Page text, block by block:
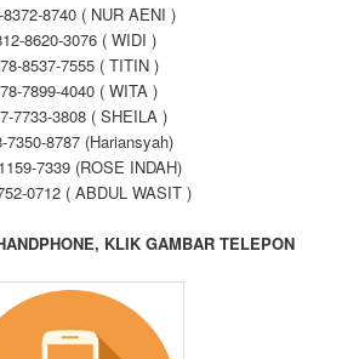
8372-8740 ( NUR AENI )
8620-3076 ( WIDI )
8537-7555 ( TITIN )
7899-4040 ( WITA )
7733-3808 ( SHEILA )
7350-8787 (Hariansyah)
7339 (ROSE INDAH)
0712 ( ABDUL WASIT )
KLIK GAMBAR TELEPON